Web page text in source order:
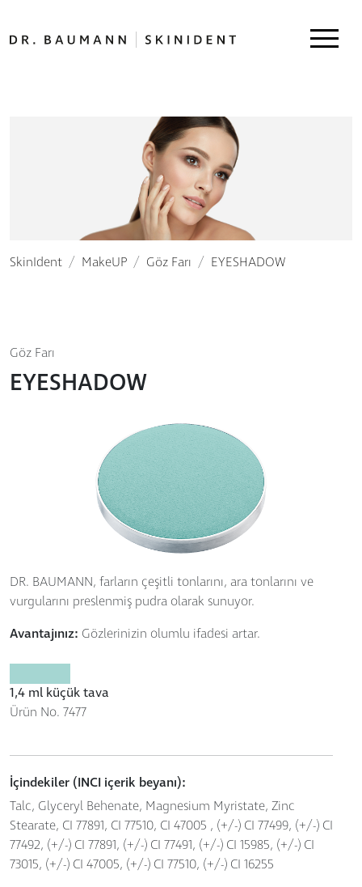
SkinIdent MakeUP Göz Farı EYESHADOW
Göz Farı
EYESHADOW
DR. BAUMANN, farların çeşitli tonlarını, ara tonlarını ve
vurgularını preslenmiş pudra olarak sunuyor.
Avantajınız: Gözlerinizin olumlu ifadesi artar.
1,4 ml küçük tava
Ürün No. 7477
İçindekiler (INCI içerik beyanı):
Talc, Glyceryl Behenate, Magnesium Myristate, Zinc
Stearate, CI 77891, CI 77510, CI 47005 , (+/-) CI 77499, (+/-) CI
77492, (+/-) CI 77891, (+/-) CI 77491, (+/-) CI 15985, (+/-) CI
73015, (+/-) CI 47005, (+/-) CI 77510, (+/-) CI 16255